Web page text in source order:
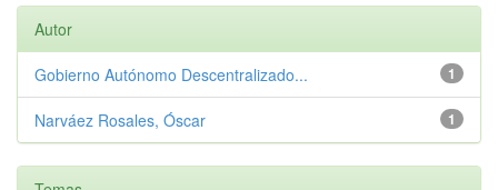
Autor
1
Gobierno Autónomo Descentralizado...
1
Narváez Rosales, Óscar